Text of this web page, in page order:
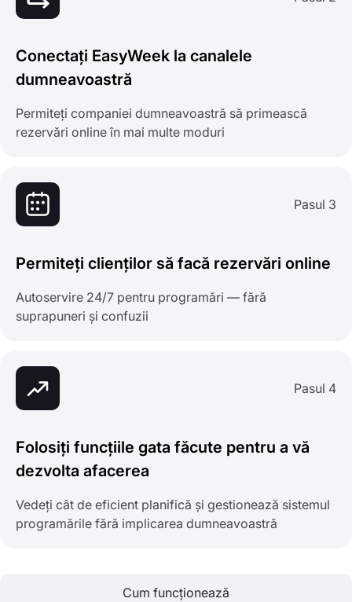
Conectați EasyWeek la canalele
dumneavoastră
Permiteți companiei dumneavoastră să primească
rezervări online în mai multe moduri
Pasul 3
Permiteți clienților să facă rezervări online
Autoservire 24/7 pentru programări — fără
suprapuneri și confuzii
Pasul 4
Folosiți funcțiile gata făcute pentru a vă
dezvolta afacerea
Vedeți cât de eficient planifică și gestionează sistemul
programările fără implicarea dumneavoastră
Cum funcționează